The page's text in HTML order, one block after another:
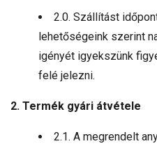
2.0. Szállítást
lehetőségeink szerint
igényét igyekszünk
felé jelezni.
2. Termék gyári átvétele
2.1. A megrendelt